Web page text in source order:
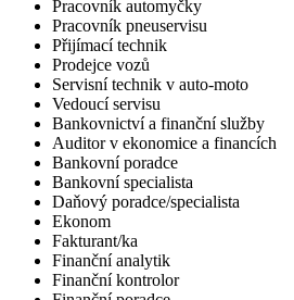
Pracovník automyčky
Pracovník pneuservisu
Přijímací technik
Prodejce vozů
Servisní technik v auto-moto
Vedoucí servisu
Bankovnictví a finanční služby
Auditor v ekonomice a financích
Bankovní poradce
Bankovní specialista
Daňový poradce/specialista
Ekonom
Fakturant/ka
Finanční analytik
Finanční kontrolor